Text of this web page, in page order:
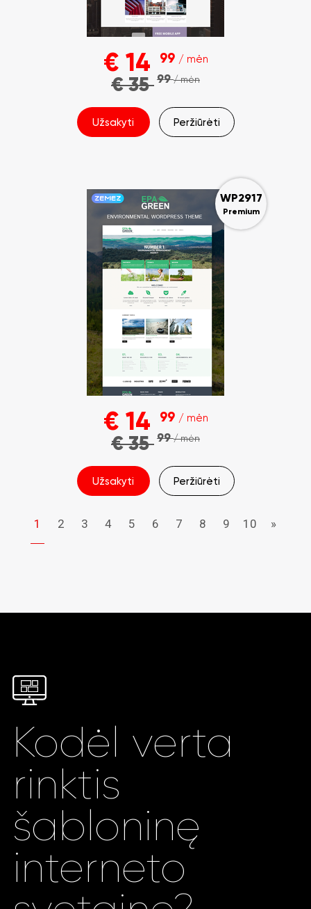
€ 14 99 / mėn
€35 99 / mėn
Užsakyti Peržiūrėti
WP2917
Premium
€ 14 99 / mėn
€35 99 / mėn
Užsakyti Peržiūrėti
1 2 3 4 5 6 7 8 9 10 »
Kodėl verta
rinktis
šabloninę
interneto